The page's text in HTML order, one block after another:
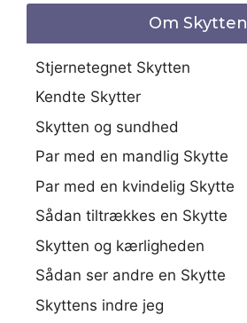
Om Skytten
Stjernetegnet Skytten
Kendte Skytter
Skytten og sundhed
Par med en mandlig Skytte
Par med en kvindelig Skytte
Sådan tiltrækkes en Skytte
Skytten og kærligheden
Sådan ser andre en Skytte
Skyttens indre jeg